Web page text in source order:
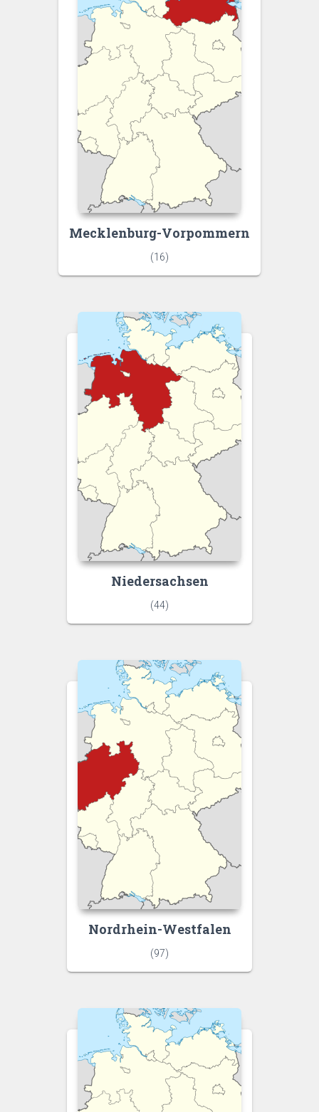
Mecklenburg-Vorpommern
(16)
Niedersachsen
(44)
Nordrhein-Westfalen
(97)